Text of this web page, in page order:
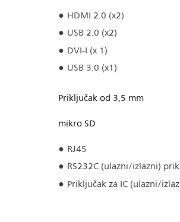
HDMI 2.0 (x2)
USB 2.0 (x2)
DVI-I (x 1)
USB 3.0 (x1)
Priključak od 3,5 mm
mikro SD
RJ45
RS232C (ulazni/izlazni)
Priključak za IC (ulazni/